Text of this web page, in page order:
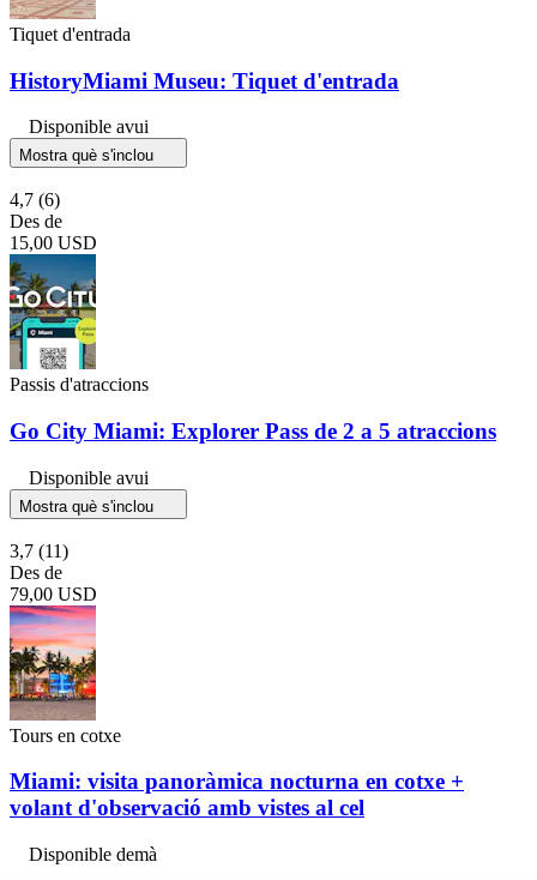
Tiquet d'entrada
HistoryMiami Museu: Tiquet d'entrada
Disponible avui
Mostra què s'inclou
4,7 (6)
Des de
15,00 USD
Passis d'atraccions
Go City Miami: Explorer Pass de 2 a 5 atraccions
Disponible avui
Mostra què s'inclou
3,7 (11)
Des de
79,00 USD
Tours en cotxe
Miami: visita panoràmica nocturna en cotxe +
volant d'observació amb vistes al cel
Disponible demà